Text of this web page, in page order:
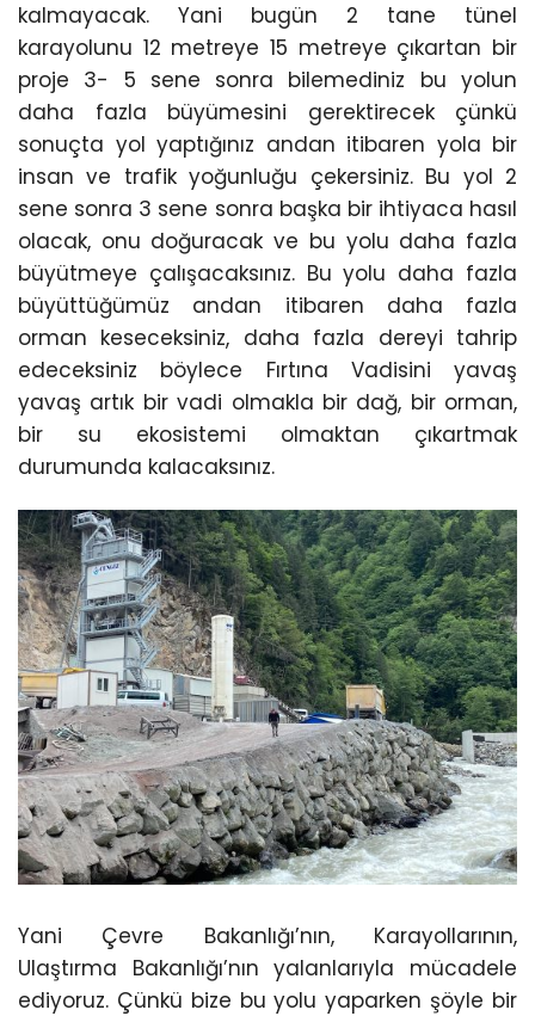
kalmayacak. Yani bugün 2 tane tünel
karayolunu 12 metreye 15 metreye çıkartan bir
proje 3- 5 sene sonra bilemediniz bu yolun
daha fazla büyümesini gerektirecek çünkü
sonuçta yol yaptığınız andan itibaren yola bir
insan ve trafik yoğunluğu çekersiniz. Bu yol 2
sene sonra 3 sene sonra başka bir ihtiyaca hasıl
olacak, onu doğuracak ve bu yolu daha fazla
büyütmeye çalışacaksınız. Bu yolu daha fazla
büyüttüğümüz andan itibaren daha fazla
orman keseceksiniz, daha fazla dereyi tahrip
edeceksiniz böylece Fırtına Vadisini yavaş
yavaş artık bir vadi olmakla bir dağ, bir orman,
bir su ekosistemi olmaktan çıkartmak
durumunda kalacaksınız.
Yani Çevre Bakanlığı’nın, Karayollarının,
Ulaştırma Bakanlığı’nın yalanlarıyla mücadele
ediyoruz. Çünkü bize bu yolu yaparken şöyle bir